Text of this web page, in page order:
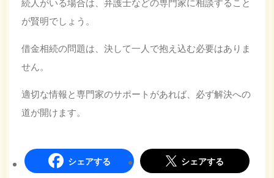
が賢明でしょう。
借金相続の問題は、決して一人で抱え込む必要はありま
せん。
適切な情報と専門家のサポートがあれば、必ず解決への
道が開けます。
シェアする シェアする